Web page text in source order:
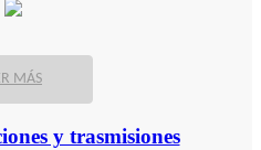
MÁS
y trasmisiones